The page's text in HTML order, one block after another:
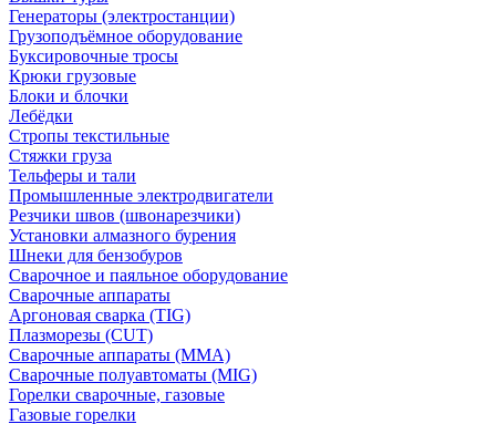
Генераторы (электростанции)
Грузоподъёмное оборудование
Буксировочные тросы
Крюки грузовые
Блоки и блочки
Лебёдки
Стропы текстильные
Стяжки груза
Тельферы и тали
Промышленные электродвигатели
Резчики швов (швонарезчики)
Установки алмазного бурения
Шнеки для бензобуров
Сварочное и паяльное оборудование
Сварочные аппараты
Аргоновая сварка (TIG)
Плазморезы (CUT)
Сварочные аппараты (MMA)
Сварочные полуавтоматы (MIG)
Горелки сварочные, газовые
Газовые горелки